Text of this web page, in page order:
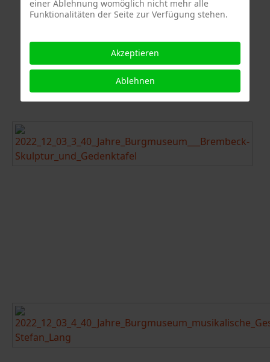
einer Ablehnung womöglich nicht mehr alle
Funktionalitäten der Seite zur Verfügung stehen.
Akzeptieren
Ablehnen